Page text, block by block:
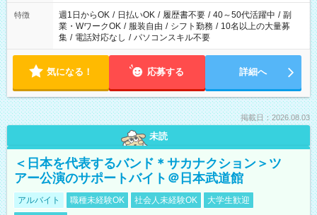
特徴 週1日からOK / 日払いOK / 履歴書不要 / 40～50代活躍中 / 副
業・WワークOK / 服装自由 / シフト勤務 / 10名以上の大量募
集 / 電話対応なし / パソコンスキル不要
気になる！ 応募する 詳細へ
掲載日：2026.08.03
未読
＜日本を代表するバンド＊サカナクション＞ツ
アー公演のサポートバイト＠日本武道館
アルバイト 職種未経験OK 社会人未経験OK 大学生歓迎